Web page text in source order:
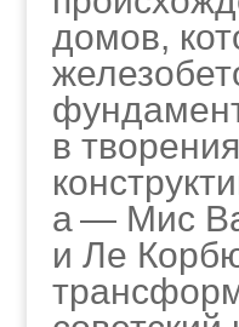
домов,
в
а — Мис
и Ле